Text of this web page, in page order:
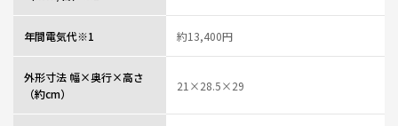
年間電気代※1 約13,400円
外形寸法 幅×奥行×高さ
（約cm）
21×28.5×29